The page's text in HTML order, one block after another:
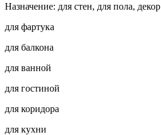
Назначение: для стен, для пола, декор
для фартука
для балкона
для ванной
для гостиной
для коридора
для кухни